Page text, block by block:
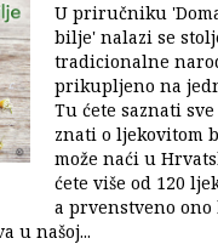
U priručniku
bilje' nalazi se
tradicionalne
prikupljeno na
Tu ćete saznati
znati o ljekovitom
može naći u
ćete više od 120
a prvenstveno ono
u našoj...